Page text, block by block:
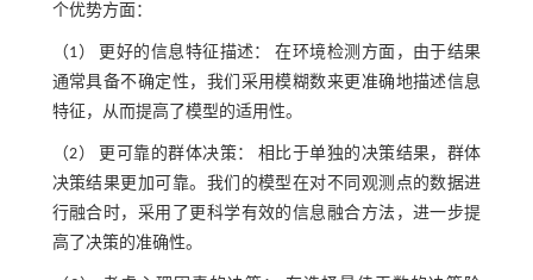
个优势方面：
（1） 更好的信息特征描述： 在环境检测方面，由于结果
通常具备不确定性，我们采用模糊数来更准确地描述信息
特征，从而提高了模型的适用性。
（2） 更可靠的群体决策： 相比于单独的决策结果，群体
决策结果更加可靠。我们的模型在对不同观测点的数据进
行融合时，采用了更科学有效的信息融合方法，进一步提
高了决策的准确性。